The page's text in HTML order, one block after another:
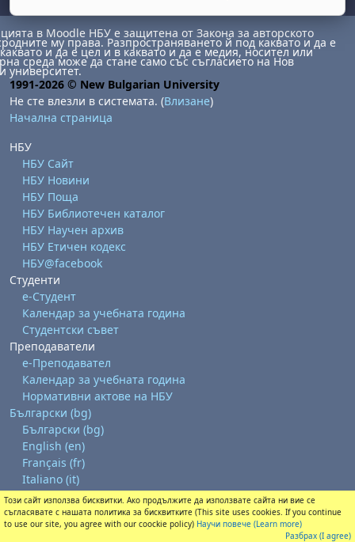
в Moodle НБУ е защитена от Закона за авторското
му права. Разпространяването й под каквато и да е
и да е цел и в каквато и да е медия, носител или
среда може да стане само със съгласието на Нов
университет.
1991-2026 © New Bulgarian University
Не сте влезли в системата. (Влизане)
Начална страница
НБУ
НБУ Сайт
НБУ Новини
НБУ Поща
НБУ Библиотечен каталог
НБУ Научен архив
НБУ Етичен кодекс
НБУ@facebook
Студенти
е-Студент
Календар за учебната година
Студентски съвет
Преподаватели
е-Преподавател
Календар за учебната година
Нормативни актове на НБУ
Български ‎(bg)‎
Български ‎(bg)‎
English ‎(en)‎
Français ‎(fr)‎
Italiano ‎(it)‎
Изтегляне на мобилно приложение
Преминете към стандартната тема
Този сайт използва бисквитки. Ако продължите да използвате сайта ни вие се
съгласявате с нашата политика за бисквитките (This site uses cookies. If you continue
to use our site, you agree with our coockie policy) Научи повече (Learn more)
Разбрах (I agree)